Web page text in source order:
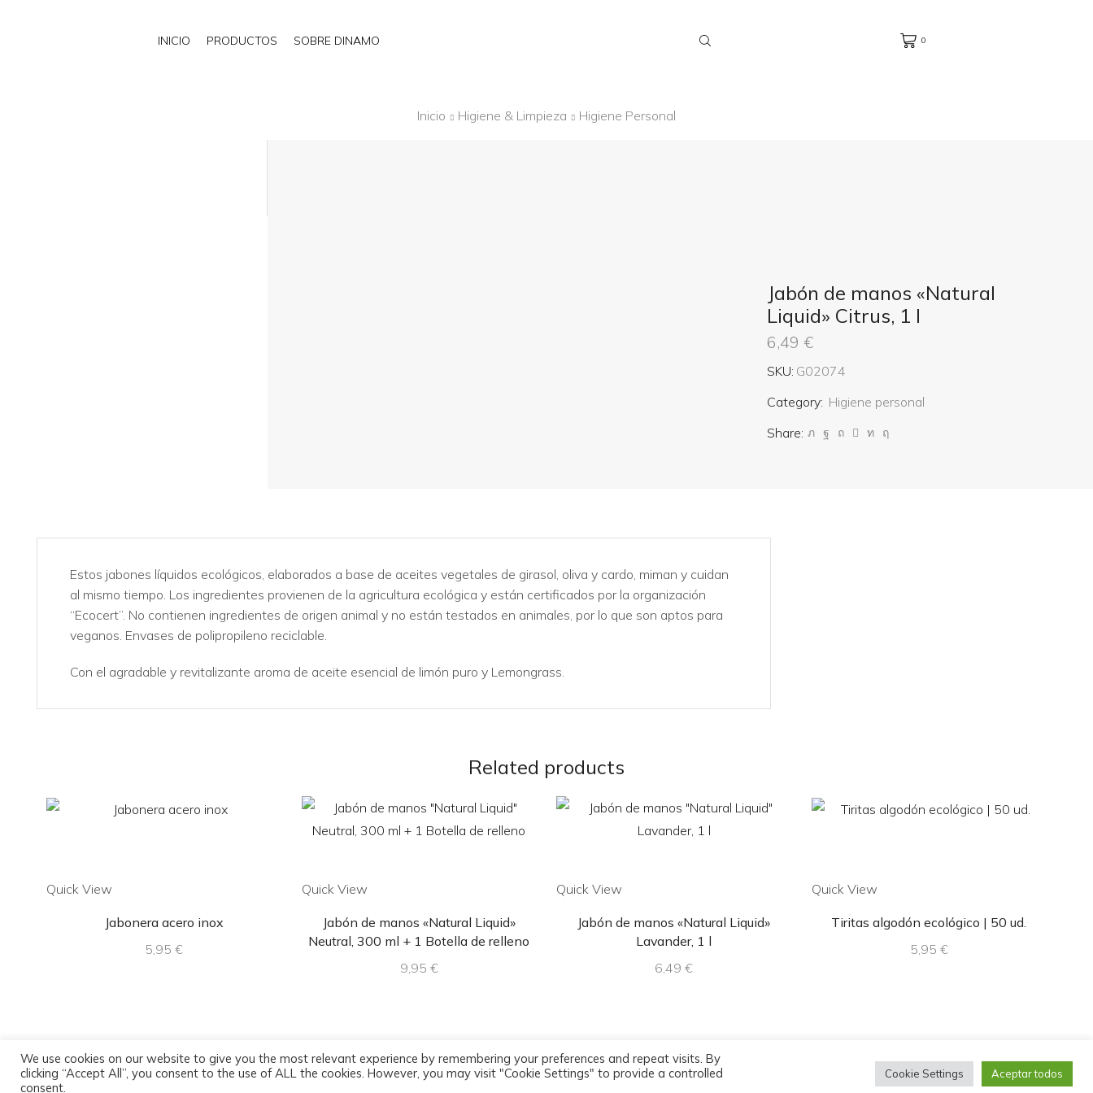
INICIO PRODUCTOS SOBRE DINAMO 0
Inicio Higiene & Limpieza Higiene Personal
Jabón de manos «Natural
Liquid» Citrus, 1 l
6,49 €
SKU: G02074
Category: Higiene personal
Share:
Estos jabones líquidos ecológicos, elaborados a base de aceites vegetales de girasol, oliva y cardo, miman y cuidan
al mismo tiempo. Los ingredientes provienen de la agricultura ecológica y están certificados por la organización
“Ecocert”. No contienen ingredientes de origen animal y no están testados en animales, por lo que son aptos para
veganos. Envases de polipropileno reciclable.
Con el agradable y revitalizante aroma de aceite esencial de limón puro y Lemongrass.
Related products
Quick View
Jabonera acero inox
5,95€
Quick View
Jabón de manos «Natural Liquid»
Neutral, 300 ml + 1 Botella de relleno
9,95 €
Quick View
Jabón de manos «Natural Liquid»
Lavander, 1 l
6,49€
Quick View
Tiritas algodón ecológico | 50 ud.
5,95 €
We use cookies on our website to give you the most relevant experience by remembering your preferences and repeat visits. By
clicking “Accept All”, you consent to the use of ALL the cookies. However, you may visit "Cookie Settings" to provide a controlled
consent.
Cookie Settings Aceptar todos